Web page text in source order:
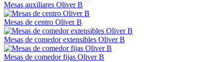
Mesas auxiliares Oliver B
Mesas de centro Oliver B
Mesas de comedor extensibles Oliver B
Mesas de comedor fijas Oliver B